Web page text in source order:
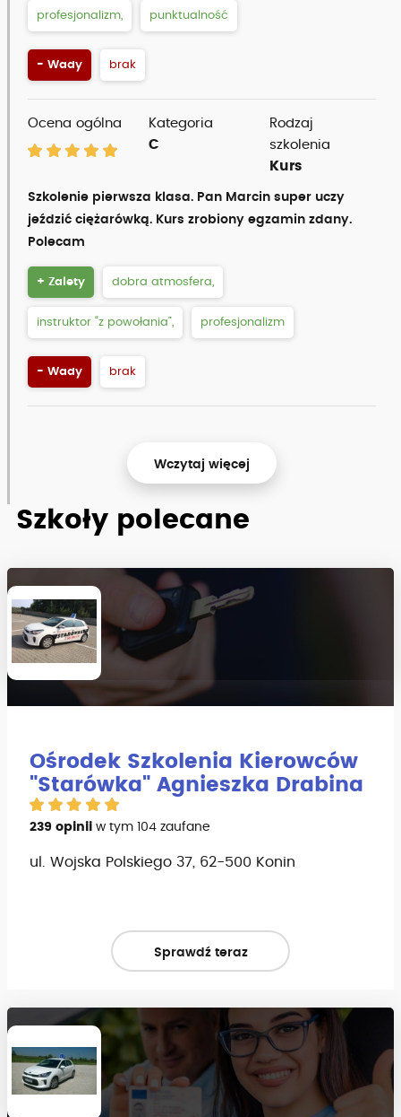
profesjonalizm, punktualność
- Wady brak
Ocena ogólna
Kategoria
C
Rodzaj
szkolenia
Kurs
Szkolenie pierwsza klasa. Pan Marcin super uczy
jeździć ciężarówką. Kurs zrobiony egzamin zdany.
Polecam
+ Zalety dobra atmosfera,
instruktor “z powołania”, profesjonalizm
- Wady brak
Wczytaj więcej
Szkoły polecane
Ośrodek Szkolenia Kierowców
"Starówka" Agnieszka Drabina
239 opinii w tym 104 zaufane
ul. Wojska Polskiego 37, 62-500 Konin
Sprawdź teraz